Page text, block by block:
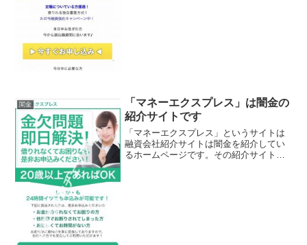
闇金
「マネーエクスプレス」は闇金の
紹介サイトです
「マネーエクスプレス」というサイトは
融資会社紹介サイトは闇金を紹介してい
るホームページです。その紹介サイトの